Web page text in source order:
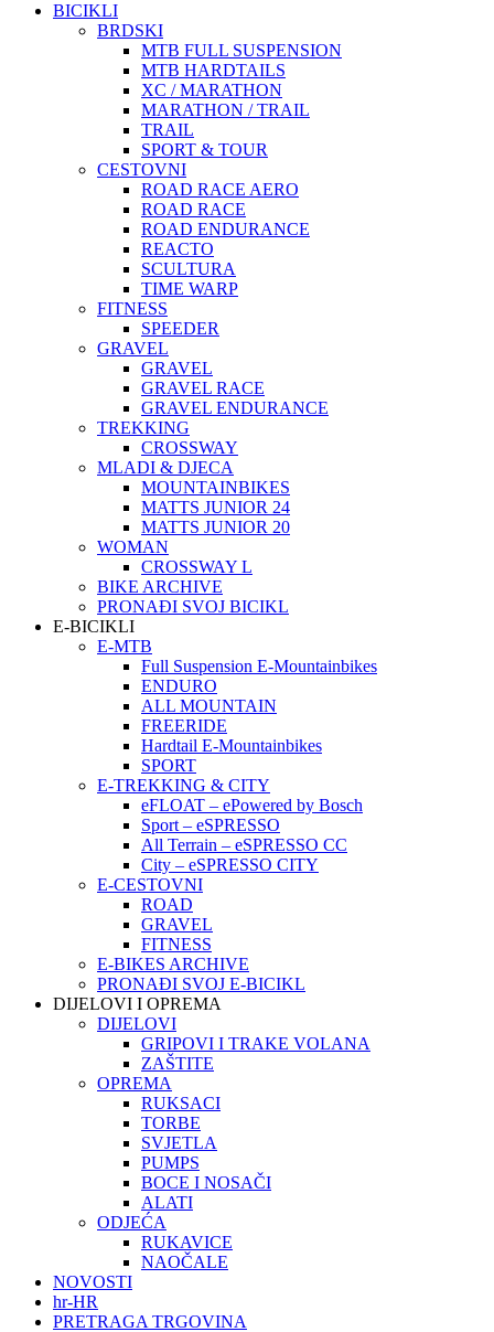
BICIKLI
BRDSKI
MTB FULL SUSPENSION
MTB HARDTAILS
XC / MARATHON
MARATHON / TRAIL
TRAIL
SPORT & TOUR
CESTOVNI
ROAD RACE AERO
ROAD RACE
ROAD ENDURANCE
REACTO
SCULTURA
TIME WARP
FITNESS
SPEEDER
GRAVEL
GRAVEL
GRAVEL RACE
GRAVEL ENDURANCE
TREKKING
CROSSWAY
MLADI & DJECA
MOUNTAINBIKES
MATTS JUNIOR 24
MATTS JUNIOR 20
WOMAN
CROSSWAY L
BIKE ARCHIVE
PRONAĐI SVOJ BICIKL
E-BICIKLI
E-MTB
Full Suspension E-Mountainbikes
ENDURO
ALL MOUNTAIN
FREERIDE
Hardtail E-Mountainbikes
SPORT
E-TREKKING & CITY
eFLOAT – ePowered by Bosch
Sport – eSPRESSO
All Terrain – eSPRESSO CC
City – eSPRESSO CITY
E-CESTOVNI
ROAD
GRAVEL
FITNESS
E-BIKES ARCHIVE
PRONAĐI SVOJ E-BICIKL
DIJELOVI I OPREMA
DIJELOVI
GRIPOVI I TRAKE VOLANA
ZAŠTITE
OPREMA
RUKSACI
TORBE
SVJETLA
PUMPS
BOCE I NOSAČI
ALATI
ODJEĆA
RUKAVICE
NAOČALE
NOVOSTI
hr-HR
PRETRAGA TRGOVINA